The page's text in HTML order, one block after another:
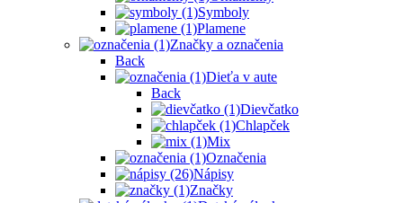
Symboly
Plamene
Značky a označenia
Back
Dieťa v aute
Back
Dievčatko
Chlapček
Mix
Označenia
Nápisy
Značky